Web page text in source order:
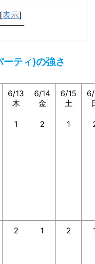
[表示]
ティ)の強さ
6/13
木
6/14
金
6/15
土
1 2 1
2 1 2